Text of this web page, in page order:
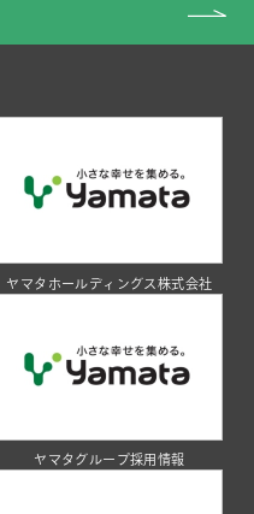
ヤマタホールディングス株式会社
ヤマタグループ採用情報